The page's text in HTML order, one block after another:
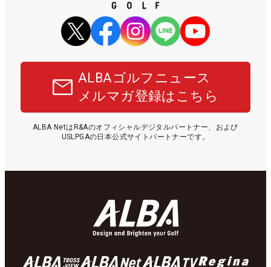
ALBAゴルフニュース
メルマガ登録はこちら
ALBA NetはR&Aのオフィシャルデジタルパートナー、および
USLPGAの日本公式サイトパートナーです。